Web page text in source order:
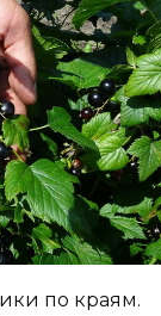
по краям.